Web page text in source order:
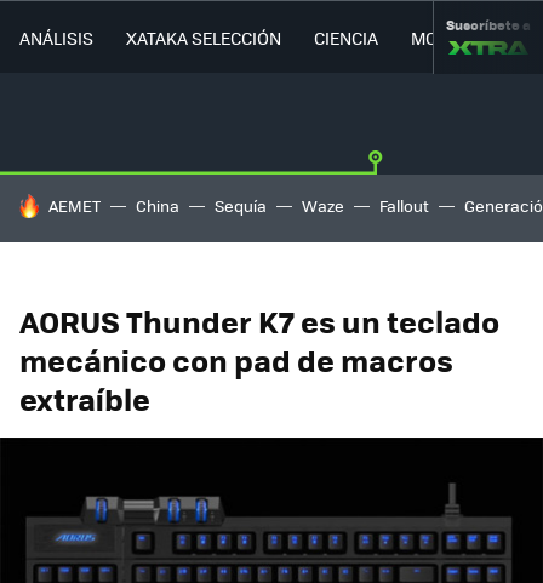
ANÁLISIS XATAKA SELECCIÓN CIENCIA MOVILIDAD
Suscríbete a
HOY SE HABLA DE
AEMET China Sequía Waze Fallout
AORUS Thunder K7 es un teclado
mecánico con pad de macros
extraíble